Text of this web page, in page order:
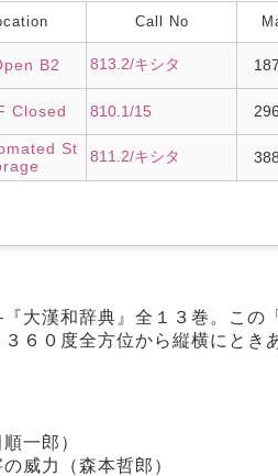
Call No
B2 813.2/キシタ
Closed 810.1/15
St
811.2/キシタ
大漢和辞典』全１３巻。この
６０度全方位から縦横にと
一郎）
威力（森本哲郎）